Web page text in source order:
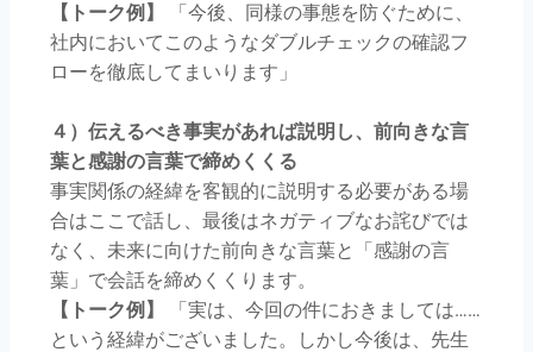
【トーク例】
「今後、同様の事態を防ぐために、
社内においてこのようなダブルチェックの確認フ
ローを徹底してまいります」
４）伝えるべき事実があれば説明し、前向きな言
葉と感謝の言葉で締めくくる
事実関係の経緯を客観的に説明する必要がある場
合はここで話し、最後はネガティブなお詫びでは
なく、未来に向けた前向きな言葉と「感謝の言
葉」で会話を締めくくります。
【トーク例】
「実は、今回の件におきましては……
という経緯がございました。しかし今後は、先生